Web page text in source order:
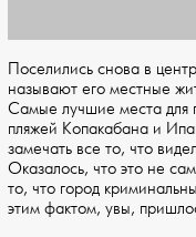
Поселились снова в
называют его местные
Самые лучшие места для
пляжей Копакабана и
замечать все то, что
Оказалось, что это не
то, что город
этим фактом, увы,